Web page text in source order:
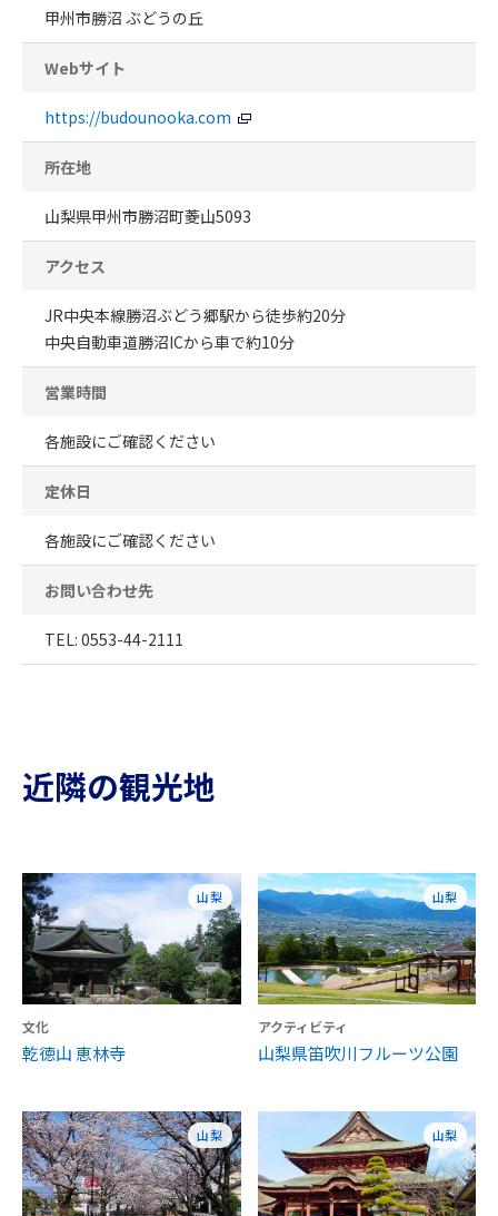
甲州市勝沼 ぶどうの丘
Webサイト
https://budounooka.com
所在地
山梨県甲州市勝沼町菱山5093
アクセス
JR中央本線勝沼ぶどう郷駅から徒歩約20分
中央自動車道勝沼ICから車で約10分
営業時間
各施設にご確認ください
定休日
各施設にご確認ください
お問い合わせ先
TEL: 0553-44-2111
近隣の観光地
山梨
文化
乾徳山 恵林寺
山梨
アクティビティ
山梨県笛吹川フルーツ公園
山梨 山梨